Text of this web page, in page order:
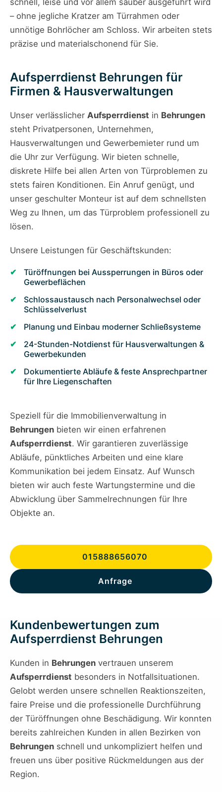
schnell, leise und vor allem sauber ausgeführt wird
– ohne jegliche Kratzer am Türrahmen oder
unnötige Bohrlöcher am Schloss. Wir arbeiten stets
präzise und materialschonend für Sie.
Aufsperrdienst Behrungen für
Firmen & Hausverwaltungen
Unser verlässlicher Aufsperrdienst in Behrungen
steht Privatpersonen, Unternehmen,
Hausverwaltungen und Gewerbemieter rund um
die Uhr zur Verfügung. Wir bieten schnelle,
diskrete Hilfe bei allen Arten von Türproblemen zu
stets fairen Konditionen. Ein Anruf genügt, und
unser geschulter Monteur ist auf dem schnellsten
Weg zu Ihnen, um das Türproblem professionell zu
lösen.
Unsere Leistungen für Geschäftskunden:
Türöffnungen bei Aussperrungen in Büros oder
Gewerbeflächen
Schlossaustausch nach Personalwechsel oder
Schlüsselverlust
Planung und Einbau moderner Schließsysteme
24-Stunden-Notdienst für Hausverwaltungen &
Gewerbekunden
Dokumentierte Abläufe & feste Ansprechpartner
für Ihre Liegenschaften
Speziell für die Immobilienverwaltung in
Behrungen bieten wir einen erfahrenen
Aufsperrdienst. Wir garantieren zuverlässige
Abläufe, pünktliches Arbeiten und eine klare
Kommunikation bei jedem Einsatz. Auf Wunsch
bieten wir auch feste Wartungstermine und die
Abwicklung über Sammelrechnungen für Ihre
Objekte an.
015888656070
Anfrage
Kundenbewertungen zum
Aufsperrdienst Behrungen
Kunden in Behrungen vertrauen unserem
Aufsperrdienst besonders in Notfallsituationen.
Gelobt werden unsere schnellen Reaktionszeiten,
faire Preise und die professionelle Durchführung
der Türöffnungen ohne Beschädigung. Wir konnten
bereits zahlreichen Kunden in allen Bezirken von
Behrungen schnell und unkompliziert helfen und
freuen uns über positive Rückmeldungen aus der
Region.